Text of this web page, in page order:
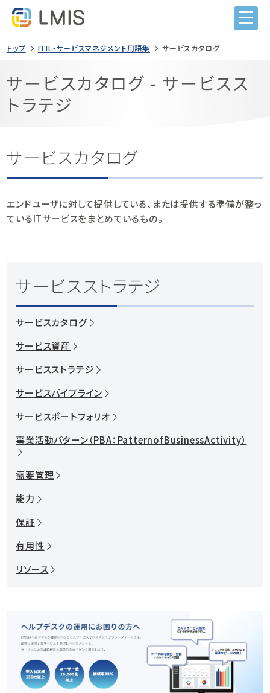
LMISとは
目的から選ぶ
ITIL導入
ヘルプデスク業務
システム監査対応
導入事例
価格
セミナー
資料ダウンロード
トップ ITIL・サービスマネジメント用語集 サービスカタログ
サービスカタログ - サービスス
トラテジ
サービスカタログ
エンドユーザに対して提供している、または提供する準備が整っ
ているITサービスをまとめているもの。
サービスストラテジ
サービスカタログ
サービス資産
サービスストラテジ
サービスパイプライン
サービスポートフォリオ
事業活動パターン（PBA：PatternofBusinessActivity）
需要管理
能力
保証
有用性
リソース